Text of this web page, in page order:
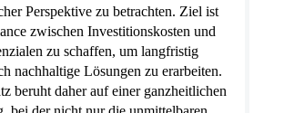
Perspektive zu betrachten. Ziel ist
zwischen Investitionskosten und
zu schaffen, um langfristig
nachhaltige Lösungen zu erarbeiten.
beruht daher auf einer ganzheitlichen